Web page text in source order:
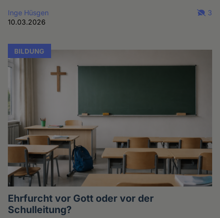
Inge Hüsgen
10.03.2026
3
BILDUNG
Ehrfurcht vor Gott oder vor der
Schulleitung?